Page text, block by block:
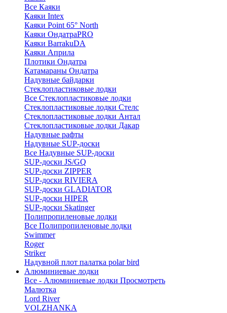
Все Каяки
Каяки Intex
Каяки Point 65° North
Каяки ОндатраPRO
Каяки BarrakuDA
Каяки Априла
Плотики Ондатра
Катамараны Ондатра
Надувные байдарки
Стеклопластиковые лодки
Все Стеклопластиковые лодки
Стеклопластиковые лодки Стелс
Стеклопластиковые лодки Антал
Стеклопластиковые лодки Дакар
Надувные рафты
Надувные SUP-доски
Все Надувные SUP-доски
SUP-доски JS/GQ
SUP-доски ZIPPER
SUP-доски RIVIERA
SUP-доски GLADIATOR
SUP-доски HIPER
SUP-доски Skatinger
Полипропиленовые лодки
Все Полипропиленовые лодки
Swimmer
Roger
Striker
Надувной плот палатка polar bird
Алюминиевые лодки
Все - Алюминиевые лодки Просмотреть
Малютка
Lord River
VOLZHANKA